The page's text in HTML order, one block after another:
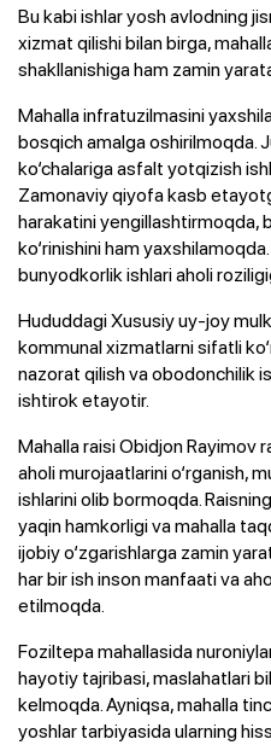
Bu kabi ishlar yosh avlodning
xizmat qilishi bilan birga,
shakllanishiga ham zamin
Mahalla infratuzilmasini
bosqich amalga oshirilmoqda.
ko‘chalariga asfalt yotqizish
Zamonaviy qiyofa kasb
harakatini yengillashtirmoqda,
ko‘rinishini ham
bunyodkorlik ishlari aholi
Hududdagi Xususiy uy-joy
kommunal xizmatlarni sifatli
nazorat qilish va obodonchilik
ishtirok etayotir.
Mahalla raisi Obidjon Rayimov
aholi murojaatlarini o‘rganish,
ishlarini olib bormoqda.
yaqin hamkorligi va mahalla
ijobiy o‘zgarishlarga zamin
har bir ish inson manfaati va
etilmoqda.
Foziltepa mahallasida
hayotiy tajribasi, maslahatlari
kelmoqda. Ayniqsa, mahalla
yoshlar tarbiyasida ularning